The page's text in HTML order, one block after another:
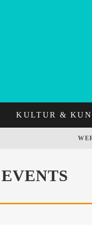
KULTUR &
EVENTS